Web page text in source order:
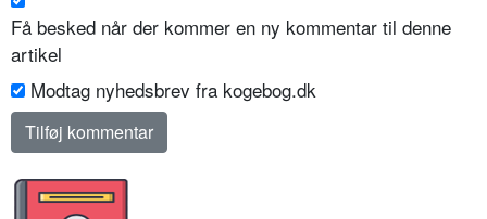
Få besked når der kommer en ny kommentar til denne
artikel
Modtag nyhedsbrev fra kogebog.dk